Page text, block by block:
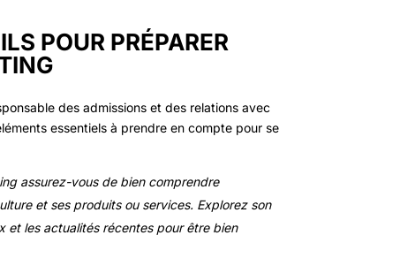
POUR PRÉPARER
des admissions et des relations avec
essentiels à prendre en compte pour se
assurez-vous de bien comprendre
et ses produits ou services. Explorez son
et les actualités récentes pour être bien